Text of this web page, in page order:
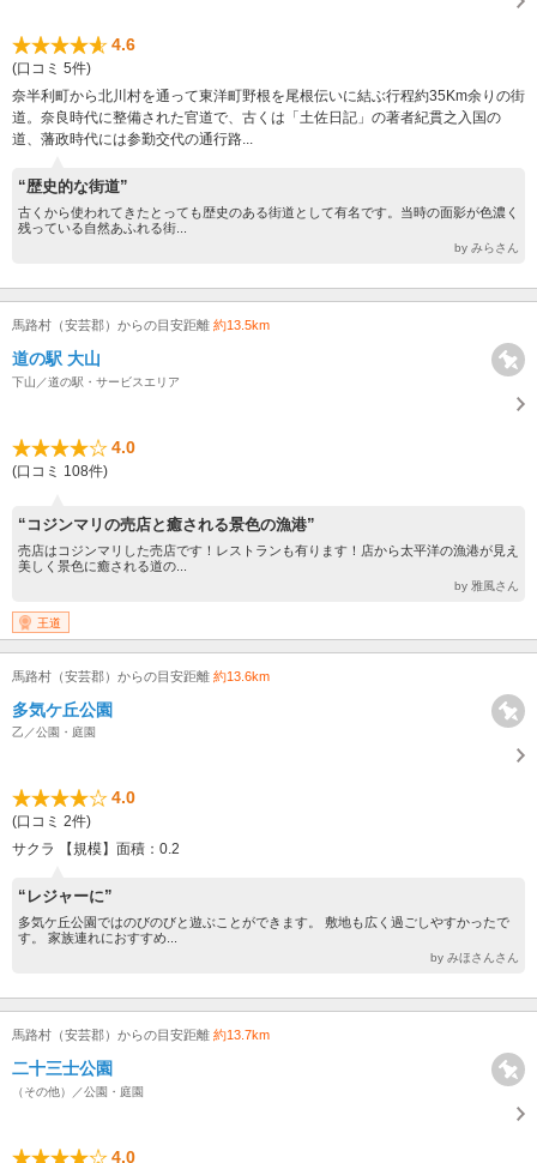
4.6
(口コミ 5件)
奈半利町から北川村を通って東洋町野根を尾根伝いに結ぶ行程約35Km余りの街
道。奈良時代に整備された官道で、古くは「土佐日記」の著者紀貫之入国の
道、藩政時代には参勤交代の通行路...
“歴史的な街道”
古くから使われてきたとっても歴史のある街道として有名です。当時の面影が色濃く
残っている自然あふれる街...
by みらさん
馬路村（安芸郡）からの目安距離 約13.5km
道の駅 大山
下山／道の駅・サービスエリア
4.0
(口コミ 108件)
“コジンマリの売店と癒される景色の漁港”
売店はコジンマリした売店です！レストランも有ります！店から太平洋の漁港が見え
美しく景色に癒される道の...
by 雅風さん
王道
馬路村（安芸郡）からの目安距離 約13.6km
多気ケ丘公園
乙／公園・庭園
4.0
(口コミ 2件)
サクラ 【規模】面積：0.2
“レジャーに”
多気ケ丘公園ではのびのびと遊ぶことができます。 敷地も広く過ごしやすかったで
す。 家族連れにおすすめ...
by みほさんさん
馬路村（安芸郡）からの目安距離 約13.7km
二十三士公園
（その他）／公園・庭園
4.0